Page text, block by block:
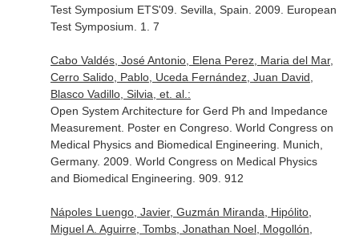
Test Symposium ETS'09. Sevilla, Spain. 2009. European
Test Symposium. 1. 7
Cabo Valdés, José Antonio, Elena Perez, Maria del Mar,
Cerro Salido, Pablo, Uceda Fernández, Juan David,
Blasco Vadillo, Silvia, et. al.:
Open System Architecture for Gerd Ph and Impedance
Measurement. Poster en Congreso. World Congress on
Medical Physics and Biomedical Engineering. Munich,
Germany. 2009. World Congress on Medical Physics
and Biomedical Engineering. 909. 912
Nápoles Luengo, Javier, Guzmán Miranda, Hipólito,
Miguel A. Aguirre, Tombs, Jonathan Noel, Mogollón,